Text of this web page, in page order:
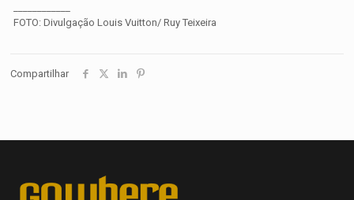
FOTO: Divulgação Louis Vuitton/ Ruy Teixeira
Compartilhar